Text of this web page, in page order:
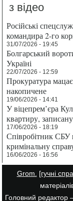
з відео
Російські
командира 2-го
31/07/2026 - 19:45
Болгарський
Україні
22/07/2026 - 12:59
Прокуратура
накопичене
19/06/2026 - 14:41
У віцепрем’єра
квартиру,
17/06/2026 - 18:19
Співробітник СБУ
кримінальну
16/06/2026 - 16:56
Grom. [гучні
Головний редактор